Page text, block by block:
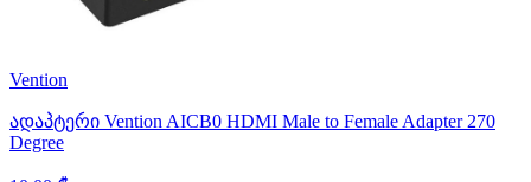
Vention
ადაპტერი Vention AICB0 HDMI Male to Female Adapter 270
Degree